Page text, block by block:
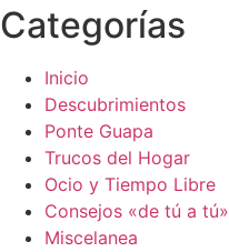
Categorías
Inicio
Descubrimientos
Ponte Guapa
Trucos del Hogar
Ocio y Tiempo Libre
Consejos «de tú a tú»
Miscelanea